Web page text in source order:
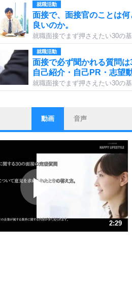
就職活動
面接で、面接官のことは何
良いのか。
就職面接でまず押さえたい30の
就職活動
面接で必ず聞かれる質問は
自己紹介・自己PR・志望動
就職面接でまず押さえたい30の
ストレス対策
他人と比べない。
いっそのこと、他人を見な
いらいらしない人になる30の方法
プラス思考
ポジティブになれない原因
ポジティブ思考になる30の方法
ストレス対策
動画 音声
2:29